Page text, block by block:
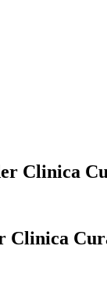
Clinica
Clinica